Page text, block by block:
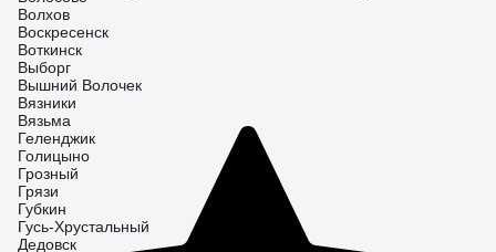
Волхов
Воскресенск
Воткинск
Выборг
Вышний Волочек
Вязники
Вязьма
Геленджик
Голицыно
Грозный
Грязи
Губкин
Гусь-Хрустальный
Дедовск